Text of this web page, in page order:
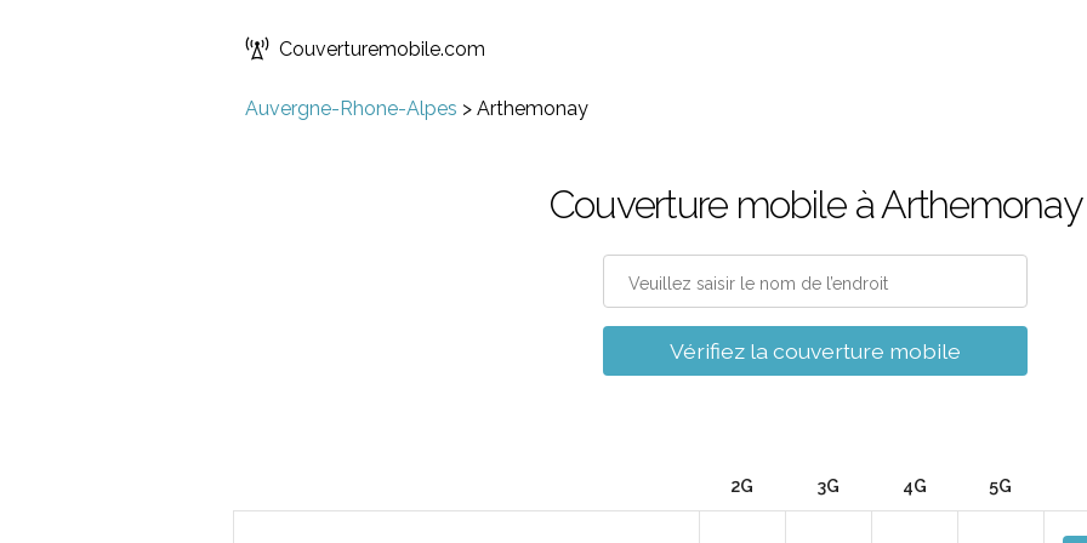
Couverturemobile.com
Auvergne-Rhone-Alpes > Arthemonay
Couverture mobile à Arthemonay
Vérifiez la couverture mobile
2G 3G 4G 5G